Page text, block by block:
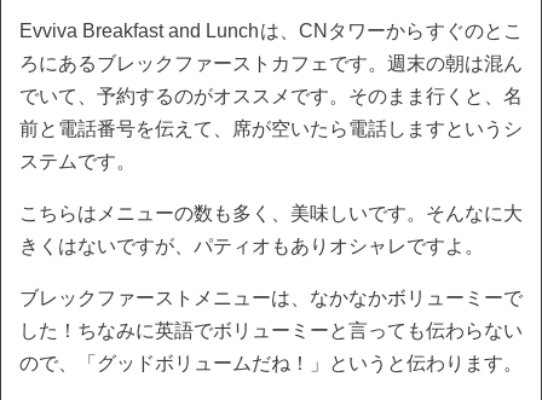
Evviva Breakfast and Lunchは、CNタワーからすぐのとこ
ろにあるブレックファーストカフェです。週末の朝は混ん
でいて、予約するのがオススメです。そのまま行くと、名
前と電話番号を伝えて、席が空いたら電話しますというシ
ステムです。
こちらはメニューの数も多く、美味しいです。そんなに大
きくはないですが、パティオもありオシャレですよ。
ブレックファーストメニューは、なかなかボリューミーで
した！ちなみに英語でボリューミーと言っても伝わらない
ので、「グッドボリュームだね！」というと伝わります。